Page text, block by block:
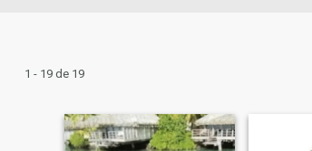
1 - 19 de 19